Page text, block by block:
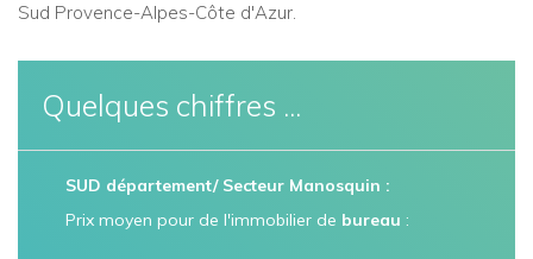
Sud Provence-Alpes-Côte d'Azur.
Quelques chiffres ...
SUD département/ Secteur Manosquin :
Prix moyen pour de l'immobilier de bureau :